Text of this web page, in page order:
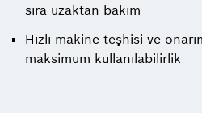
sıra uzaktan bakım
Hızlı makine teşhisi ve
maksimum kullanılabilirlik